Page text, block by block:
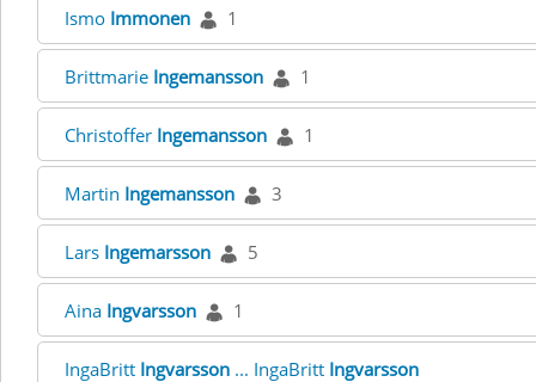
Ismo Immonen 1
Brittmarie Ingemansson 1
Christoffer Ingemansson 1
Martin Ingemansson 3
Lars Ingemarsson 5
Aina Ingvarsson 1
IngaBritt Ingvarsson ... IngaBritt Ingvarsson